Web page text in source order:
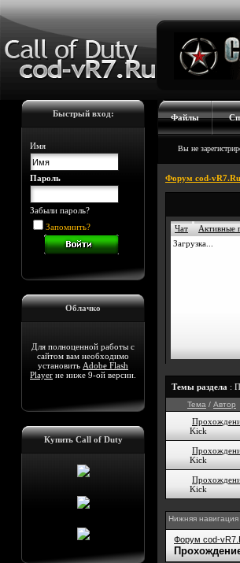
Быстрый вход:
Имя
Пароль
Забыли пароль?
Запомнить?
Облачко
Для полноценной работы с
сайтом вам необходимо
установить Adobe Flash
Player не ниже 9-ой версии.
Купить Call of Duty
Файлы
Вы не
Форум cod-vR7.Ru
Чат Активные
Загрузка...
Темы раздела :
Тема / Автор
Kick
Kick
Kick
Нижняя навигация
Форум cod-